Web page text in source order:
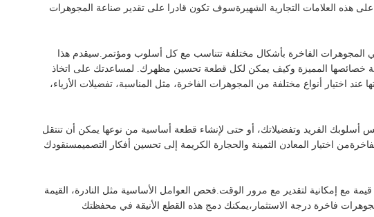
هذه العلامات التجارية الشهيرةسوف تكون قادرا على تقدير صناعة المجوهرات
المجوهرات الفاخرة بأشكال مختلفة تتناسب مع كل أسلوب ومؤتمر.سيقدم هذا
خصائصها المميزة وكيف يمكن لكل قطعة تحسين مظهرك. لمساعدتك على اتخاذ
اختيار أنواع مختلفة من المجوهرات الفاخرة، مثل المناسبة، تفضيلات الأزياء،
الفريد وتفضيلاتك، أو حتى لإنشاء قطعة أساسية من نوعها يمكن أن تنتقل
اختيار المعادن الثمينة والحجارة الكريمة إلى تحسين أفكار التصميمسنقودك
مع إمكانية لتقدير مع مرور الوقت.فحص العوامل الأساسية مثل النادرة، القيمة
فاخرة درجة الاستثمار،يمكنك دمج هذه القطع الأنيقة في محفظتك